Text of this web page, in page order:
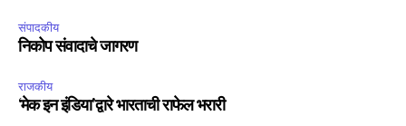
संपादकीय
निकोप संवादाचे जागरण
राजकीय
‘मेक इन इंडिया’द्वारे भारताची राफेल भरारी